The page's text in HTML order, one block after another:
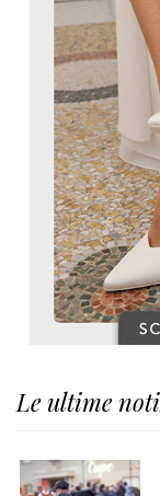
Le ultime